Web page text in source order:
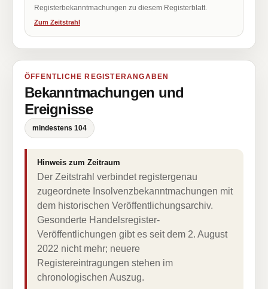
Registerbekanntmachungen zu diesem Registerblatt.
Zum Zeitstrahl
ÖFFENTLICHE REGISTERANGABEN
Bekanntmachungen und
Ereignisse
mindestens 104
Hinweis zum Zeitraum
Der Zeitstrahl verbindet registergenau
zugeordnete Insolvenzbekanntmachungen mit
dem historischen Veröffentlichungsarchiv.
Gesonderte Handelsregister-
Veröffentlichungen gibt es seit dem 2. August
2022 nicht mehr; neuere
Registereintragungen stehen im
chronologischen Auszug.